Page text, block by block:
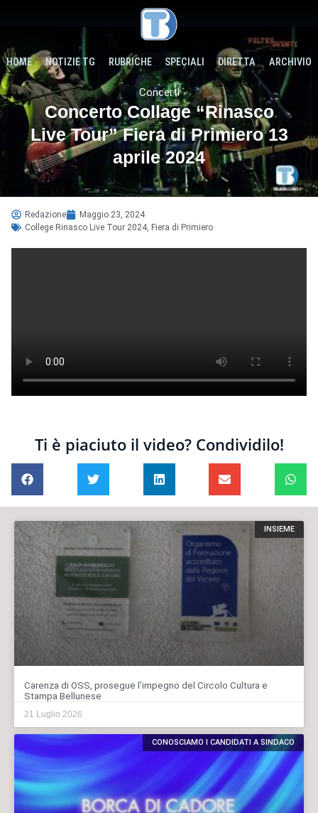
HOME NOTIZIE TG RUBRICHE SPECIALI DIRETTA ARCHIVIO
Concerti
Concerto Collage “Rinasco
Live Tour” Fiera di Primiero 13
aprile 2024
Redazione
Maggio 23, 2024
College Rinasco Live Tour 2024 Fiera di Primiero
Ti è piaciuto il video? Condividilo!
INSIEME
Carenza di OSS, prosegue l’impegno del Circolo Cultura e
Stampa Bellunese
21 Luglio 2026
CONOSCIAMO I CANDIDATI A SINDACO